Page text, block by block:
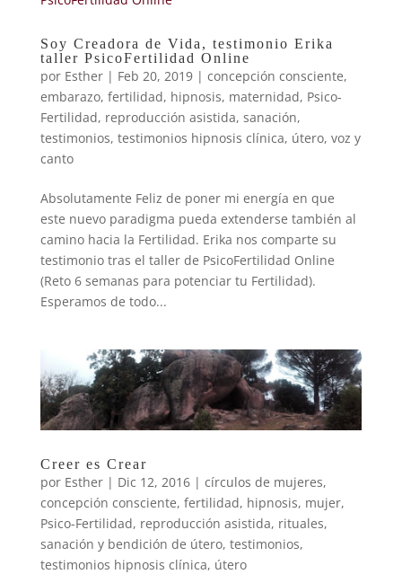
Soy Creadora de Vida, testimonio Erika
taller PsicoFertilidad Online
por Esther| Feb 20, 2019| concepción consciente,
embarazo, fertilidad, hipnosis, maternidad, Psico-
Fertilidad, reproducción asistida, sanación,
testimonios, testimonios hipnosis clínica, útero, voz y
canto
Absolutamente Feliz de poner mi energía en que
este nuevo paradigma pueda extenderse también al
camino hacia la Fertilidad. Erika nos comparte su
testimonio tras el taller de PsicoFertilidad Online
(Reto 6 semanas para potenciar tu Fertilidad).
Esperamos de todo...
Creer es Crear
por Esther| Dic 12, 2016| círculos de mujeres,
concepción consciente, fertilidad, hipnosis, mujer,
Psico-Fertilidad, reproducción asistida, rituales,
sanación y bendición de útero, testimonios,
testimonios hipnosis clínica, útero